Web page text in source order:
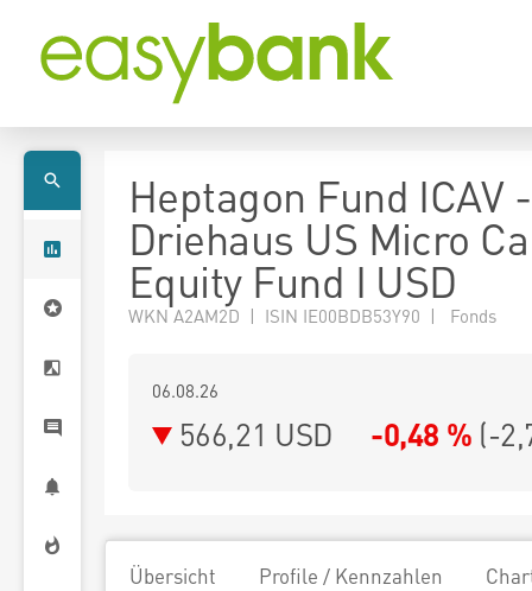
Heptagon Fund ICAV -
Driehaus US Micro
Equity Fund I USD
WKN A2AM2D | ISIN IE00BDB53Y90 | Fonds
06.08.26
566,21 USD -0,48 % (-
Übersicht Profile / Kennzahlen